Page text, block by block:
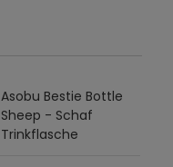
Asobu Bestie Bottle
Sheep - Schaf
Trinkflasche